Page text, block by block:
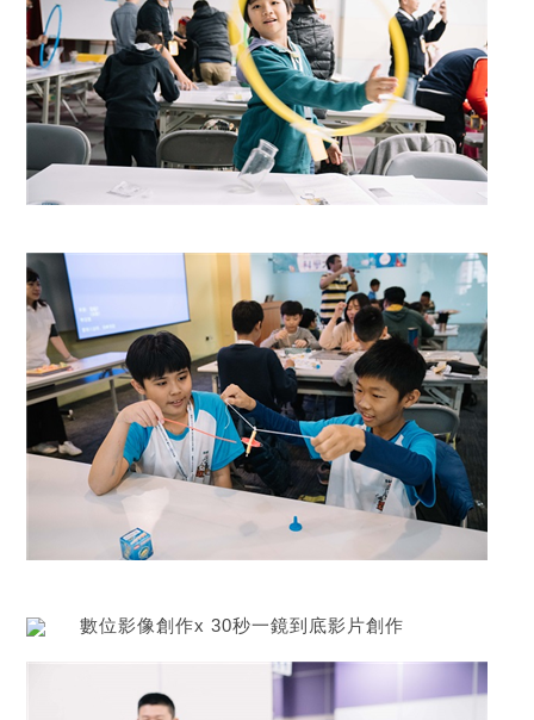
數位影像創作x 30秒一鏡到底影片創作